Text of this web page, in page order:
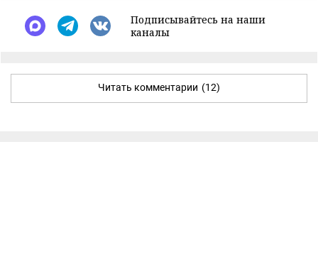
Подписывайтесь на наши
каналы
Читать комментарии (12)